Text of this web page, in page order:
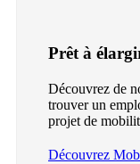
Prêt à
Découvrez de
trouver un
projet de
Découvrez